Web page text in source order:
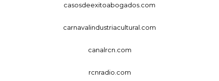
casosdeexitoabogados.com
carnavalindustriacultural.com
canalrcn.com
rcnradio.com